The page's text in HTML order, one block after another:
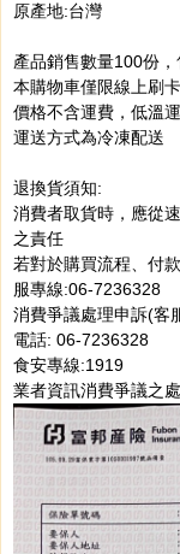
原產地:台灣
產品銷售數量100份，
本購物車僅限線上刷
價格不含運費，低溫
運送方式為冷凍配送
退換貨須知:
消費者取貨時，應從
之責任
若對於購買流程、付
服專線:06-7236328
消費爭議處理申訴(客
電話: 06-7236328
食安專線:1919
業者資訊消費爭議之